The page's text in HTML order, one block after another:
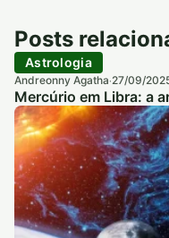
Posts
Astrologia
Andreonny Agatha·27/09/
Mercúrio em Libra: a